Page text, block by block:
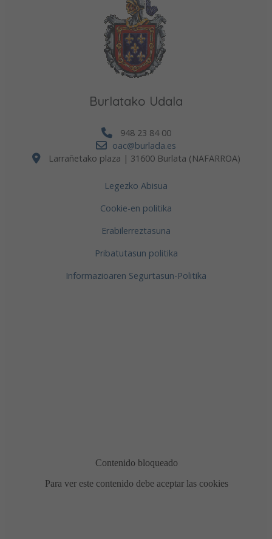
Burlatako Udala
948 23 84 00
oac@burlada.es
Larrañetako plaza | 31600 Burlata (NAFARROA)
Legezko Abisua
Cookie-en politika
Erabilerreztasuna
Pribatutasun politika
Informazioaren Segurtasun-Politika